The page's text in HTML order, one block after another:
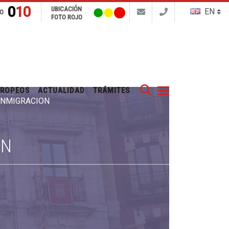
Buscar
010
UBICACIÓN
FOTO ROJO
ACTUALIDAD TRÁMITES